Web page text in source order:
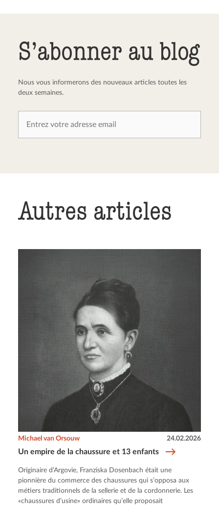
S’abonner au blog
Nous vous informerons des nouveaux articles toutes les
deux semaines.
Autres articles
Un empire de la chaussure et 13 enfants
Michael van Orsouw 24.02.2026
Originaire d’Argovie, Franziska Dosenbach était une
pionnière du commerce des chaussures qui s’opposa aux
métiers traditionnels de la sellerie et de la cordonnerie. Les
«chaussures d’usine» ordinaires qu’elle proposait